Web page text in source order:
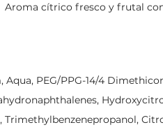
Aroma cítrico fresco y frutal
Aqua, PEG/PPG-14/4
Trimethylbenzenepropanol,